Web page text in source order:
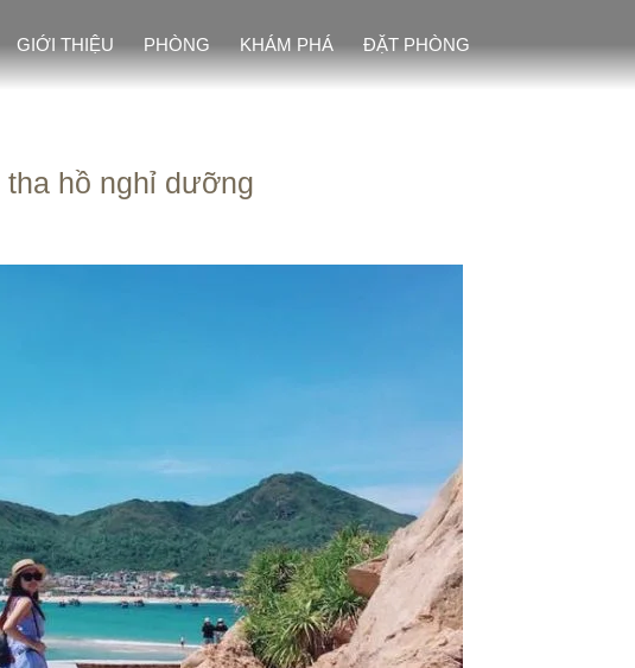
GIỚI THIỆU PHÒNG KHÁM PHÁ ĐẶT PHÒNG
hồ nghỉ dưỡng